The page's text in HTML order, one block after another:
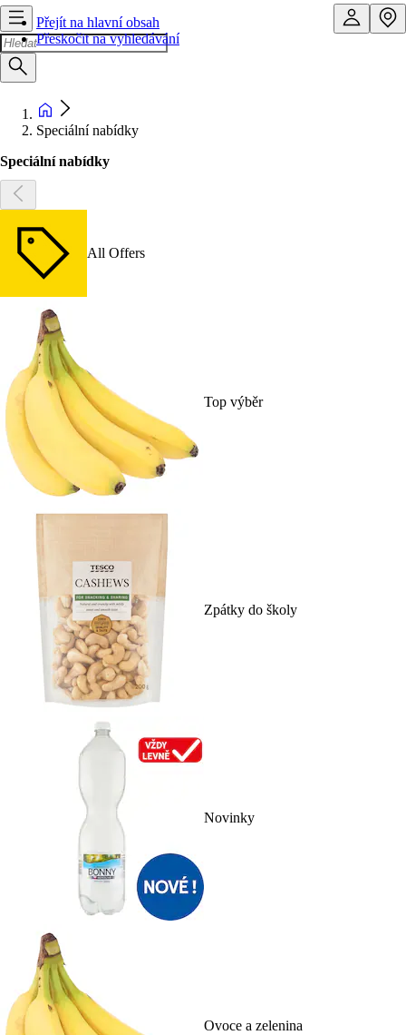
Přejít na hlavní obsah
Přeskočit na vyhledávání
Speciální nabídky
Speciální nabídky
All Offers
Top výběr
Zpátky do školy
Novinky
Ovoce a zelenina